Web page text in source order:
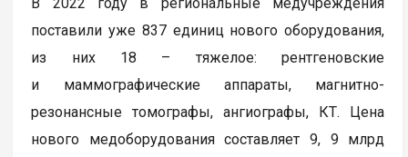
поставили уже 837 единиц нового оборудования,
из них 18 – тяжелое: рентгеновские
и маммографические аппараты, магнитно-
резонансные томографы, ангиографы, КТ. Цена
нового медоборудования составляет 9, 9 млрд